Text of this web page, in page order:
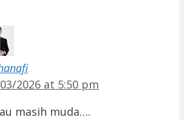
2026 at 5:50 pm
masih muda….